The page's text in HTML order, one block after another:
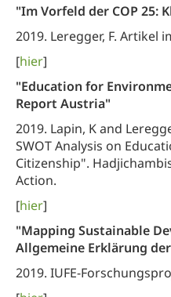
"Im Vorfeld der COP 25:
2019. Leregger, F. Artikel
[hier]
"Education for
Report Austria"
2019. Lapin, K and
SWOT Analysis on
Citizenship".
Action.
[hier]
"Mapping Sustainable
Allgemeine Erklärung der
2019. IUFE-